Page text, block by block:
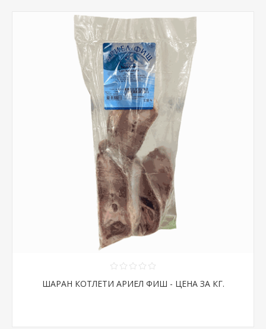
ШАРАН КОТЛЕТИ АРИЕЛ ФИШ - ЦЕНА ЗА КГ.